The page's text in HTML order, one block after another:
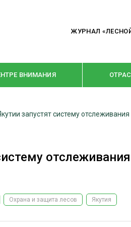
ЖУРНАЛ
ВНИМАНИЯ
В
запустят систему
Охрана и защита лесов Якутия